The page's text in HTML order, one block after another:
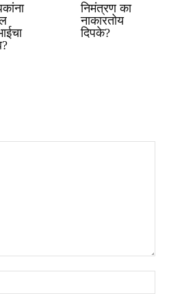
निमंत्रण का
नाकारतोय
दिपके?